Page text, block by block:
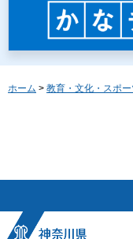
ホーム > 教育・文化・スポー